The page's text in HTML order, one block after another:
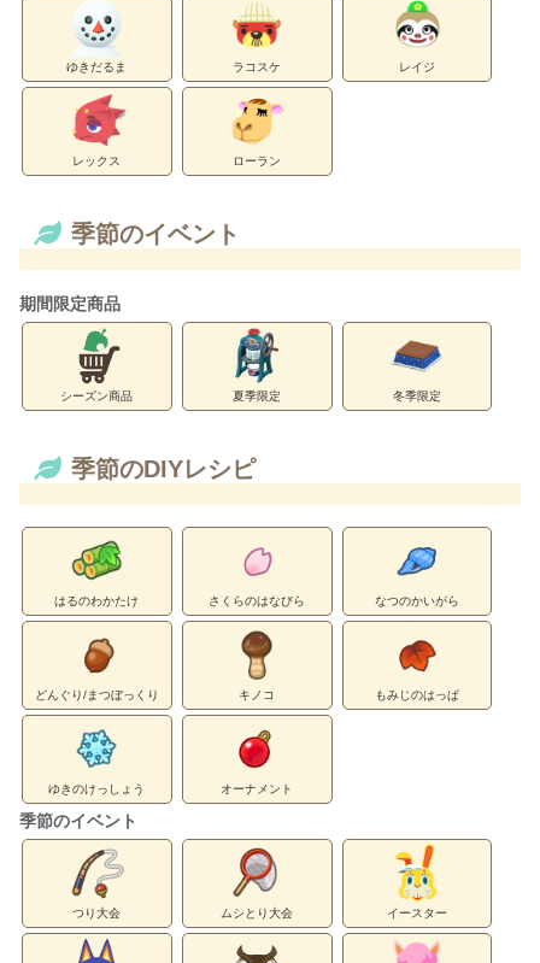
ゆきだるま ラコスケ レイジ
レックス ローラン
季節のイベント
期間限定商品
シーズン商品 夏季限定 冬季限定
季節のDIYレシピ
はるのわかたけ さくらのはなびら なつのかいがら
どんぐり/まつぼっくり キノコ もみじのはっぱ
ゆきのけっしょう オーナメント
季節のイベント
つり大会 ムシとり大会 イースター